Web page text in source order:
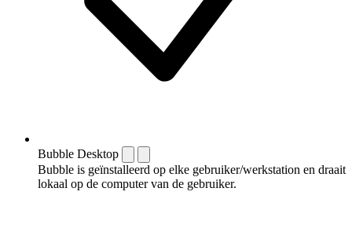
Bubble Desktop
Bubble is geïnstalleerd op elke gebruiker/werkstation en draait
lokaal op de computer van de gebruiker.